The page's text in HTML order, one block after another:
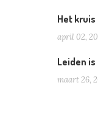
Het kruis
april 02,
Leiden
maart 26,